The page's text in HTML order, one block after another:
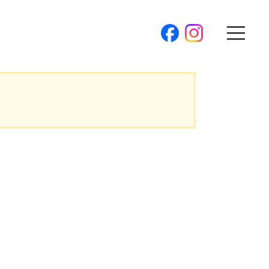
購入トップ
地図から探す